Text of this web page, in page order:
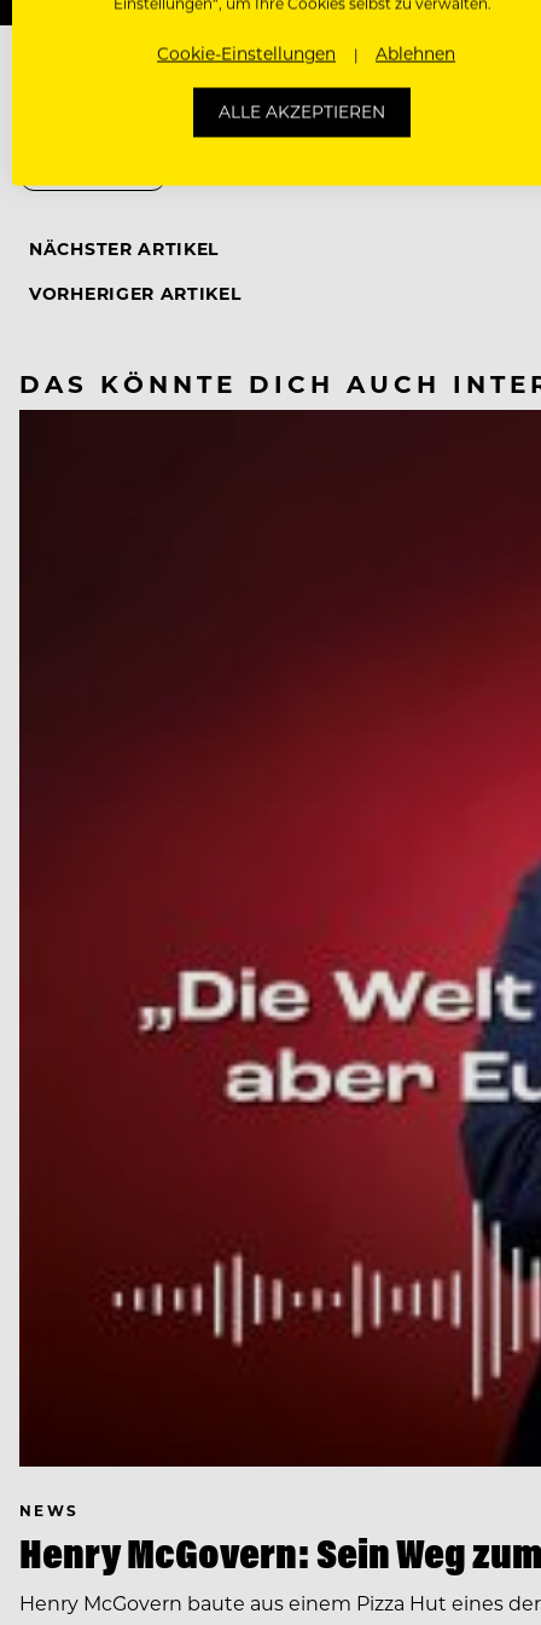
NÄCHSTER ARTIKEL
VORHERIGER ARTIKEL
DAS KÖNNTE DICH AUCH
NEWS
Henry McGovern: Sein Weg
Henry McGovern baute aus einem Pizza Hut eines
Cookie-Einstellungen Ablehnen
ALLE AKZEPTIEREN